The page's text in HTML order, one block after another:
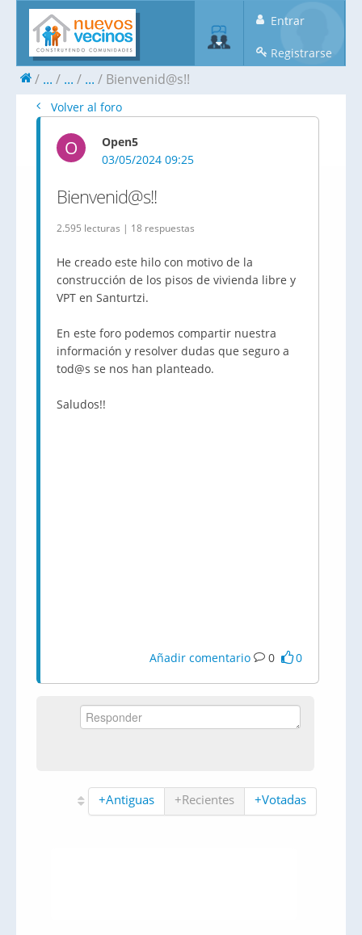
Entrar
Registrarse
... ... ... Bienvenid@s!!
Volver al foro
O
Open5
03/05/2024 09:25
Bienvenid@s!!
2.595 lecturas | 18 respuestas
He creado este hilo con motivo de la
construcción de los pisos de vivienda libre y
VPT en Santurtzi.
En este foro podemos compartir nuestra
información y resolver dudas que seguro a
tod@s se nos han planteado.
Saludos!!
Añadir comentario 0 0
+Antiguas +Recientes +Votadas